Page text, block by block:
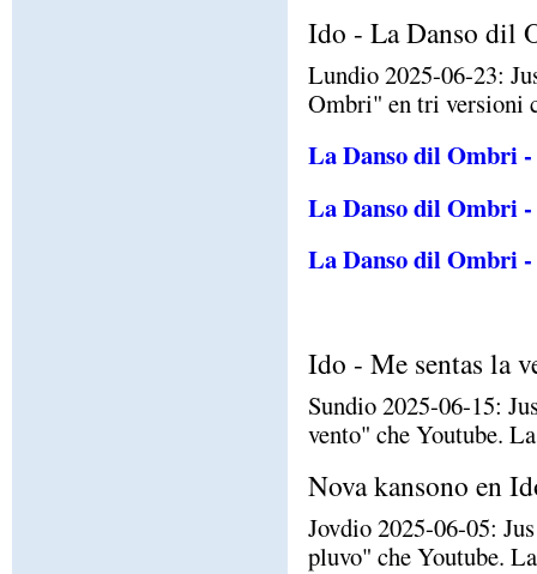
Ido - La Danso
Lundio 2025-06-23:
Ombri" en tri versioni
La Danso dil Ombri
La Danso dil Ombri
La Danso dil Ombri
Ido - Me sentas la
Sundio 2025-06-15:
vento" che Youtube.
Nova kansono en
Jovdio 2025-06-05:
pluvo" che Youtube.